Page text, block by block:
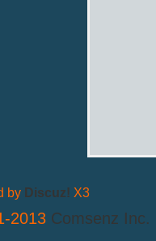
by Discuz! X3
2013 Comsenz Inc.